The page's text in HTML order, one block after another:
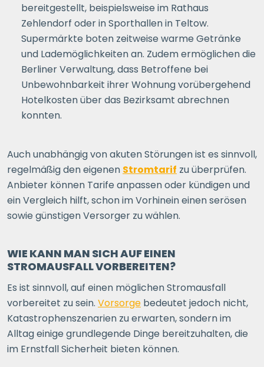
bereitgestellt, beispielsweise im Rathaus
Zehlendorf oder in Sporthallen in Teltow.
Supermärkte boten zeitweise warme Getränke
und Lademöglichkeiten an. Zudem ermöglichen die
Berliner Verwaltung, dass Betroffene bei
Unbewohnbarkeit ihrer Wohnung vorübergehend
Hotelkosten über das Bezirksamt abrechnen
konnten.
Auch unabhängig von akuten Störungen ist es sinnvoll,
regelmäßig den eigenen Stromtarif zu überprüfen.
Anbieter können Tarife anpassen oder kündigen und
ein Vergleich hilft, schon im Vorhinein einen serösen
sowie günstigen Versorger zu wählen.
WIE KANN MAN SICH AUF EINEN
STROMAUSFALL VORBEREITEN?
Es ist sinnvoll, auf einen möglichen Stromausfall
vorbereitet zu sein. Vorsorge bedeutet jedoch nicht,
Katastrophenszenarien zu erwarten, sondern im
Alltag einige grundlegende Dinge bereitzuhalten, die
im Ernstfall Sicherheit bieten können.